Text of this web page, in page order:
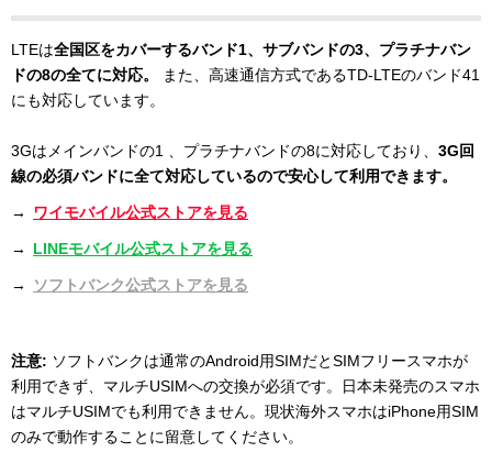
LTEは全国区をカバーするバンド1、サブバンドの3、プラチナバン
ドの8の全てに対応。
また、高速通信方式であるTD-LTEのバンド41
にも対応しています。
3Gはメインバンドの1 、プラチナバンドの8に対応しており、 3G回
線の必須バンドに全て対応しているので安心して利用できます。
→ ワイモバイル公式ストアを見る
→ LINEモバイル公式ストアを見る
→ ソフトバンク公式ストアを見る
注意: ソフトバンクは通常のAndroid用SIMだとSIMフリースマホが
利用できず、マルチUSIMへの交換が必須です。日本未発売のスマホ
はマルチUSIMでも利用できません。現状海外スマホはiPhone用SIM
のみで動作することに留意してください。